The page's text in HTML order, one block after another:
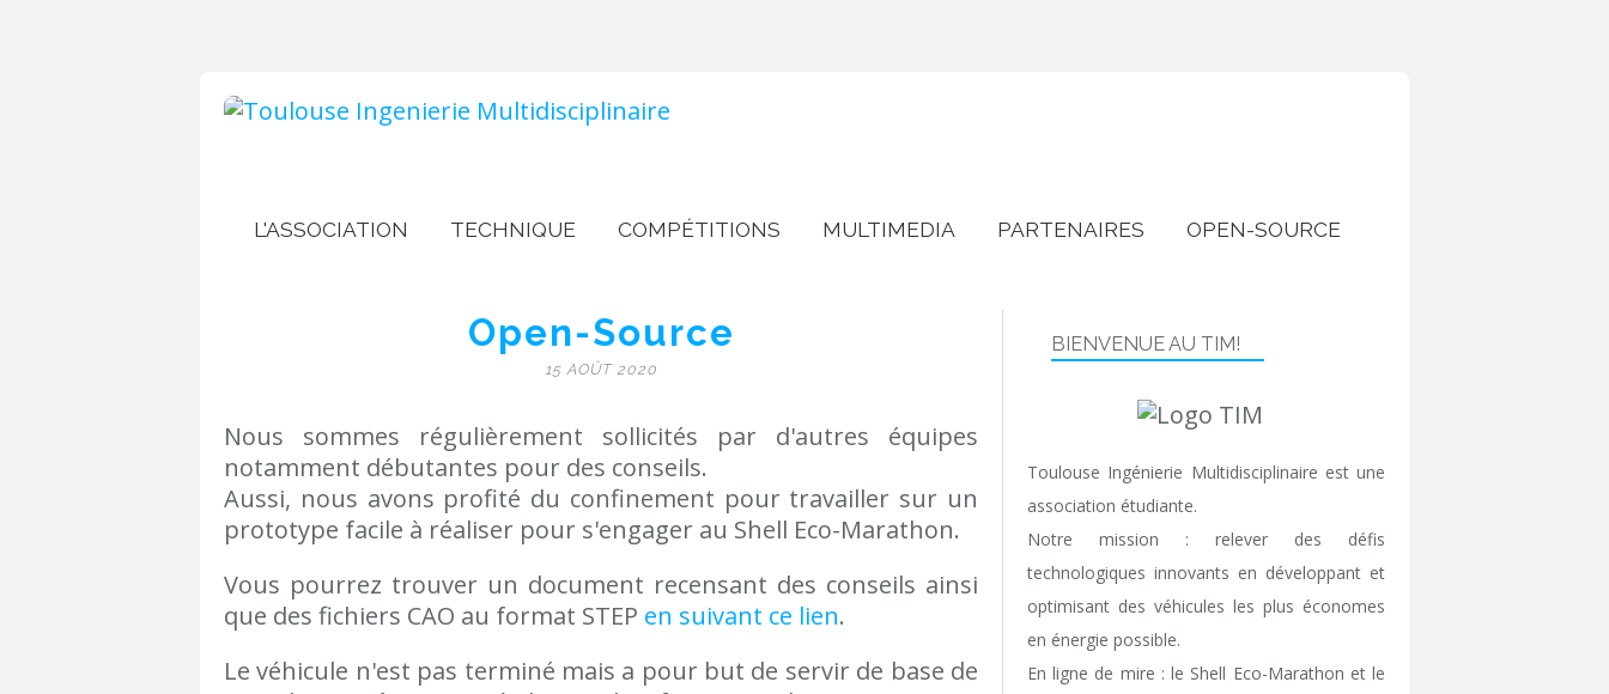
L'ASSOCIATION TECHNIQUE COMPÉTITIONS MULTIMEDIA PARTENAIRES OPEN-SOURCE
Open-Source
15 AOÛT 2020
Nous sommes régulièrement sollicités par d'autres équipes
notamment débutantes pour des conseils.
Aussi, nous avons profité du confinement pour travailler sur un
prototype facile à réaliser pour s'engager au Shell Eco-Marathon.
Vous pourrez trouver un document recensant des conseils ainsi
que des fichiers CAO au format STEP en suivant ce lien.
Le véhicule n'est pas terminé mais a pour but de servir de base de
BIENVENUE AU TIM!
Toulouse Ingénierie Multidisciplinaire est une
association étudiante.
Notre mission : relever des défis
technologiques innovants en développant et
optimisant des véhicules les plus économes
en énergie possible.
En ligne de mire : le Shell Eco-Marathon et le